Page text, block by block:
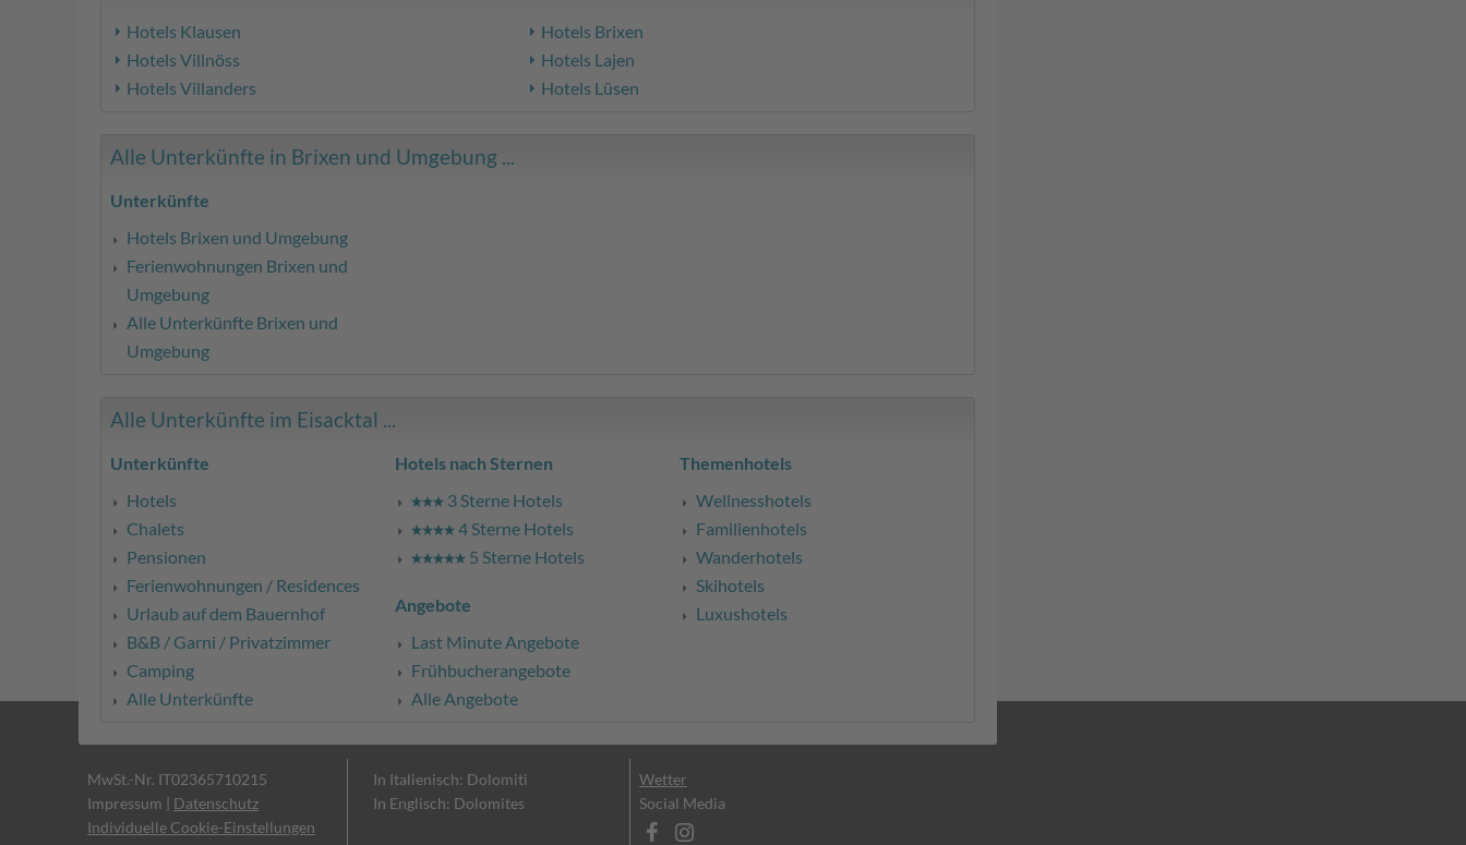
Hotels Klausen
Hotels Brixen
Hotels Villnöss
Hotels Lajen
Hotels Villanders
Hotels Lüsen
Alle Unterkünfte in Brixen und Umgebung ...
Unterkünfte
Hotels Brixen und Umgebung
Ferienwohnungen Brixen und
Umgebung
Alle Unterkünfte Brixen und
Umgebung
Alle Unterkünfte im Eisacktal ...
Unterkünfte
Hotels
Chalets
Pensionen
Ferienwohnungen / Residences
Urlaub auf dem Bauernhof
B&B / Garni / Privatzimmer
Camping
Alle Unterkünfte
Hotels nach Sternen
3 Sterne Hotels
4 Sterne Hotels
5 Sterne Hotels
Angebote
Last Minute Angebote
Frühbucherangebote
Alle Angebote
Themenhotels
Wellnesshotels
Familienhotels
Wanderhotels
Skihotels
Luxushotels
MwSt.-Nr. IT02365710215
Impressum | Datenschutz
Individuelle Cookie-Einstellungen
In Italienisch: Dolomiti
In Englisch: Dolomites
Wetter
Social Media